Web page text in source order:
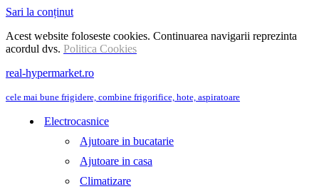
Sari la conținut
Acest website foloseste cookies. Continuarea navigarii reprezinta
acordul dvs. Politica Cookies
real-hypermarket.ro
cele mai bune frigidere, combine frigorifice, hote, aspiratoare
Electrocasnice
Ajutoare in bucatarie
Ajutoare in casa
Climatizare